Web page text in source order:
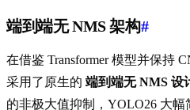
端到端无 NMS 架构#
在借鉴 Transformer 模型并保持
采用了原生的 端到端无 NMS 设
的非极大值抑制，YOLO26 大